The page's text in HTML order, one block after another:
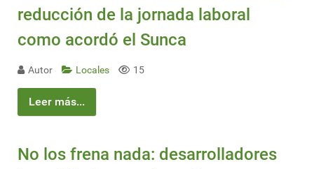
reducción de la jornada laboral
como acordó el Sunca
Autor Locales 15
Leer más...
No los frena nada: desarrolladores